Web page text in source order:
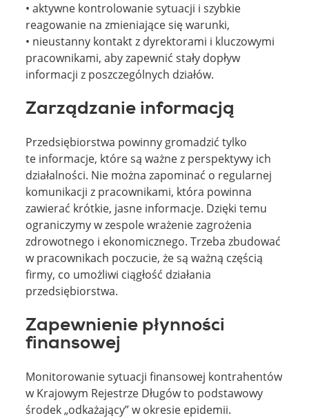
• aktywne kontrolowanie sytuacji i szybkie
reagowanie na zmieniające się warunki,
• nieustanny kontakt z dyrektorami i kluczowymi
pracownikami, aby zapewnić stały dopływ
informacji z poszczególnych działów.
Zarządzanie informacją
Przedsiębiorstwa powinny gromadzić tylko
te informacje, które są ważne z perspektywy ich
działalności. Nie można zapominać o regularnej
komunikacji z pracownikami, która powinna
zawierać krótkie, jasne informacje. Dzięki temu
ograniczymy w zespole wrażenie zagrożenia
zdrowotnego i ekonomicznego. Trzeba zbudować
w pracownikach poczucie, że są ważną częścią
firmy, co umożliwi ciągłość działania
przedsiębiorstwa.
Zapewnienie płynności
finansowej
Monitorowanie sytuacji finansowej kontrahentów
w Krajowym Rejestrze Długów to podstawowy
środek „odkażający” w okresie epidemii.